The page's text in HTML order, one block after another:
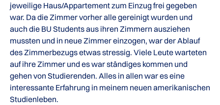
jeweilige Haus/Appartement zum Einzug frei gegeben
war. Da die Zimmer vorher alle gereinigt wurden und
auch die BU Students aus ihren Zimmern ausziehen
mussten und in neue Zimmer einzogen, war der Ablauf
des Zimmerbezugs etwas stressig. Viele Leute warteten
auf ihre Zimmer und es war ständiges kommen und
gehen von Studierenden. Alles in allen war es eine
interessante Erfahrung in meinem neuen amerikanischen
Studienleben.